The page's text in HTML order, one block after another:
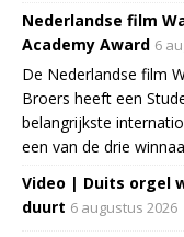
Nederlandse film
Academy Award 6
De Nederlandse film
Broers heeft een
belangrijkste
een van de drie
Video | Duits orgel
duurt 6 augustus 2026